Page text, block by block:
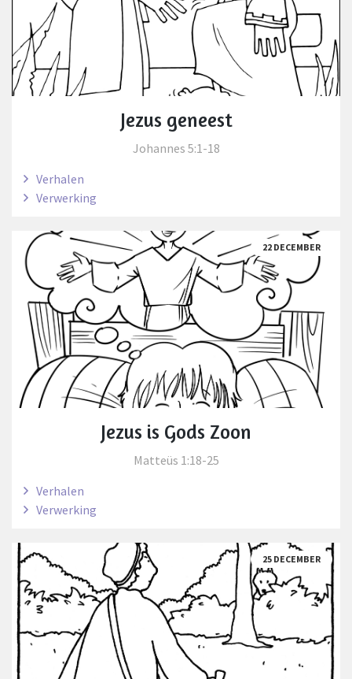
Jezus geneest
Johannes 5:1-18
Verhalen
Verwerking
22 DECEMBER
Jezus is Gods Zoon
Matteüs 1:18-25
Verhalen
Verwerking
25 DECEMBER